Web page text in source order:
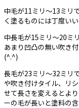
中毛が11ミリ〜13ミリ
く塗るものには丁度い
中長毛が15ミリ～20ミ
あまり凹凸の無い吹き
(^.^)
長毛が23ミリ～32ミリ
や吹き付けタイル、リ
せて長さを変えるとよ
ーの毛が長いと塗料の